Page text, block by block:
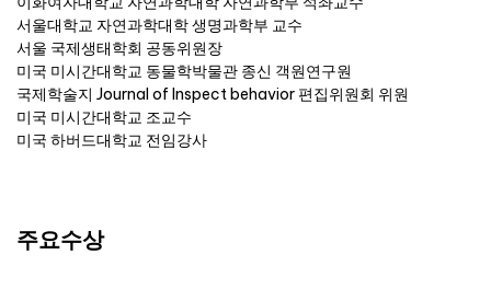
서울대학교 자연과학대학 생명과학부 교수
서울 국제생태학회 공동위원장
미국 미시간대학교 동물학박물관 종신 객원연구원
국제학술지 Journal of Inspect behavior 편집위원회 위원
미국 미시간대학교 조교수
미국 하버드대학교 전임강사
주요수상